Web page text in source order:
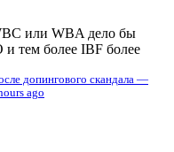
или WBA дело бы
и тем более IBF более
допингового скандала —
ago